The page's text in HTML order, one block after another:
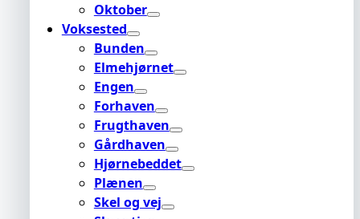
Oktober
Voksested
Bunden
Elmehjørnet
Engen
Forhaven
Frugthaven
Gårdhaven
Hjørnebeddet
Plænen
Skel og vej